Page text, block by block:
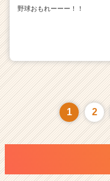
野球おもれーーー！！
1 2